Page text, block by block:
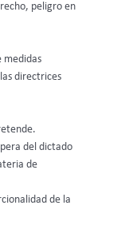
peligro en
medidas
directrices
del dictado
de
de la